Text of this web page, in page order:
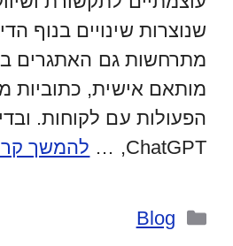
שנוצרות שינויים בנוף
מתרחשות גם האתגרים
מותאם אישית, כתוביות
הפעולות עם לקוחות.
ChatGPT, …
להמשך
קטגוריות
Blog